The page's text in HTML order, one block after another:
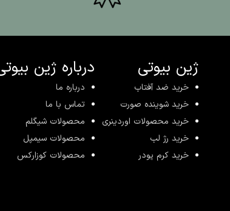
ژین بیوتی
خرید ضد آفتاب
خرید شوینده صورت
خرید محصولات اوردینری
خرید رژ لب
خرید کرم پودر
درباره ژین
درباره ما
تماس با ما
محصولات شیگلم
محصولات سیمپل
محصولات کوزارکس